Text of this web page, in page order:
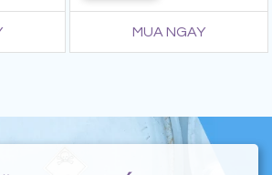
MUA NGAY